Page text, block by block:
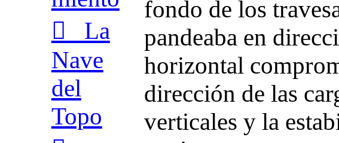
︎ La
Nave
del
Topo
fondo de los
pandeaba en
horizontal
dirección de las
verticales y la